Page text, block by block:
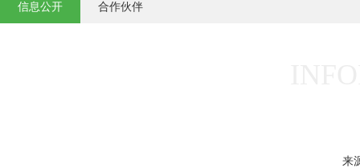
信息公开 合作伙伴
来